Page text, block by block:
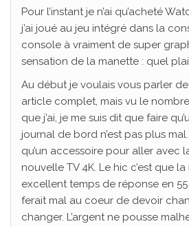
Pour l’instant je n’ai qu’acheté
j’ai joué au jeu intégré dans la
console à vraiment de super
sensation de la manette : quel
Au début je voulais vous parler
article complet, mais vu le
que j’ai, je me suis dit que faire
journal de bord n’est pas plus
qu’un accessoire pour aller avec
nouvelle TV 4K. Le hic c’est que
excellent temps de réponse en
ferait mal au coeur de devoir
changer. L’argent ne pousse